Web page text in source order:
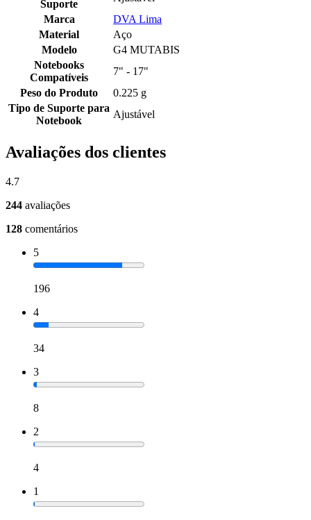
Suporte
Marca
DVA Lima
Material
Aço
Modelo
G4 MUTABIS
Notebooks
Compatíveis
7" - 17"
Peso do Produto
0.225 g
Tipo de Suporte para
Notebook
Ajustável
Avaliações dos clientes
4.7
244 avaliações
128 comentários
5
196
4
34
3
8
2
4
1